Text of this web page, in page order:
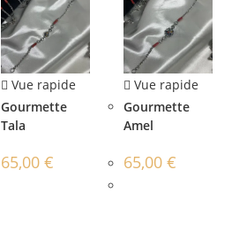
Vue rapide
Gourmette
Tala
65,00 €
Vue rapide
Gourmette
Amel
65,00 €